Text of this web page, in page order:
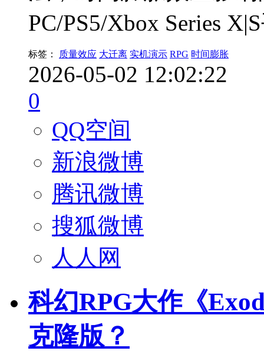
PC/PS5/Xbox Series
标签： 质量效应 大迁离 实机演示 RPG 时间膨胀
2026-05-02 12:02:22
0
QQ空间
新浪微博
腾讯微博
搜狐微博
人人网
科幻RPG大作《
克隆版？